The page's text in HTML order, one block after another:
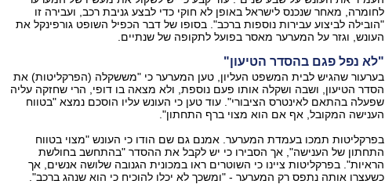
לחומרה, מאחר שנכנס לישראל באופן לא חוקי כדי לבצע גניבת רכב, ועבירה זו
"הובילה לביצוע עבירות נוספות ברכב". בסופו של דבר הכפיל השופט גורפינקל את
העונש, וגזר על המערער מאסר בפועל לתקופה של שנתיים.
"לא נפל פגם בהסדר הטיעון"
בערעור שהגיש לבית המשפט העליון, טען המערער כי "מששקלה (הפרקליטות) את
הסדר הטיעון, ושבה ושקלה אותו פעם נוספת, ולא מצאה בו דופי, הרי שחזקה עליה
שפעלה בהתאם לאינטרס הציבורי". עוד טען כי העונש עליו הוסכם נמצא "בטווח
הענישה המקובל, אף אם הוא מצוי ברף התחתון".
בפרקליטות תמכו בעמדת המערער. אמנם גם שם הודו כי העונש "מצוי בטווח
התחתון של הענישה", אך הסבירו כי יש לקבל את ההסדר "בהתחשב בחולשת
הראיות". בפרקליטות ציינו כי השוטרים ראו במכונית הגנובה שלושה אנשים, אך
כשעצרו אותה נתפס רק המערער - "ומשכך לא יכלו להוכיח כי הוא שנהג ברכב".